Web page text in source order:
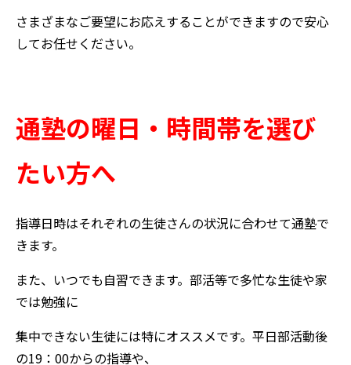
さまざまなご要望にお応えすることができますので安心
してお任せください。
通塾の曜日・時間帯を選び
たい方へ
指導日時はそれぞれの生徒さんの状況に合わせて通塾で
きます。
また、いつでも自習できます。部活等で多忙な生徒や家
では勉強に
集中できない生徒には特にオススメです。平日部活動後
の19：00からの指導や、